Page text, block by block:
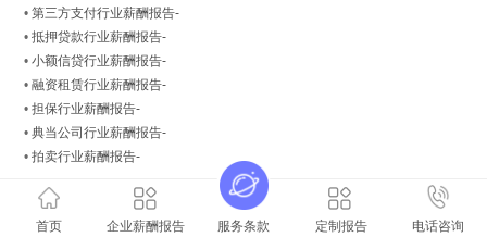
•第三方支付行业薪酬报告-
•抵押贷款行业薪酬报告-
•小额信贷行业薪酬报告-
•融资租赁行业薪酬报告-
•担保行业薪酬报告-
•典当公司行业薪酬报告-
•拍卖行业薪酬报告-
上一个主题 下一个主题
首页 企业薪酬报告 服务条款 定制报告 电话咨询